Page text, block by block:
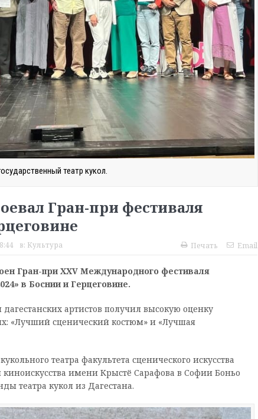
театр кукол.
Гран-при фестиваля
в: Культура Печать Email
Гран-при XXV Международного фестиваля
в Боснии и Герцеговине.
артистов получил высокую оценку
«Лучший сценический костюм» и «Лучшая
театра факультета сценического искусства
имени Крыстё Сарафова в Софии Боньо
театра кукол из Дагестана.